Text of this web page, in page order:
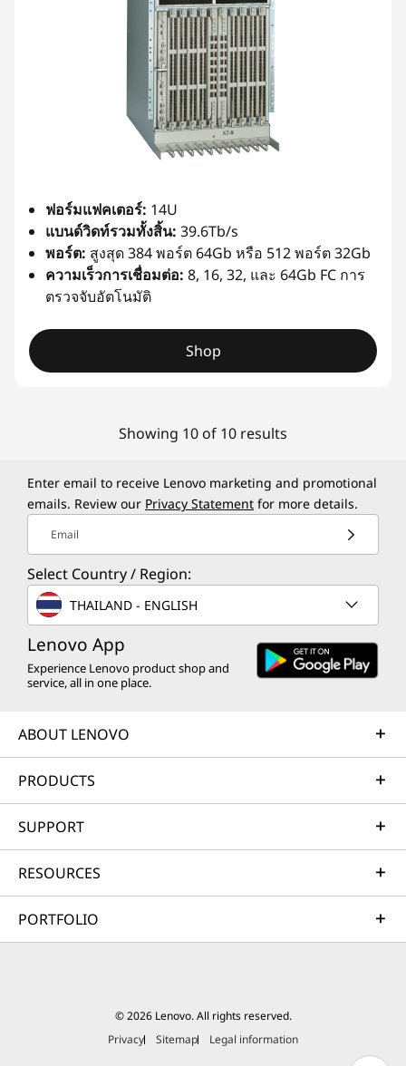
ฟอร์มแฟคเตอร์: 14U
แบนด์วิดท์รวมทั้งสิ้น: 39.6Tb/s
พอร์ต: สูงสุด 384 พอร์ต 64Gb หรือ 512 พอร์ต 32Gb
ความเร็วการเชื่อมต่อ: 8, 16, 32, และ 64Gb FC การ
ตรวจจับอัตโนมัติ
Shop
Showing 10 of 10 results
Enter email to receive Lenovo marketing and promotional
emails. Review our Privacy Statement for more details.
Email
Select Country / Region:
THAILAND - ENGLISH
Lenovo App
Experience Lenovo product shop and
service, all in one place.
ABOUT LENOVO
PRODUCTS
SUPPORT
RESOURCES
PORTFOLIO
© 2026 Lenovo. All rights reserved.
Privacy
Sitemap Legal information